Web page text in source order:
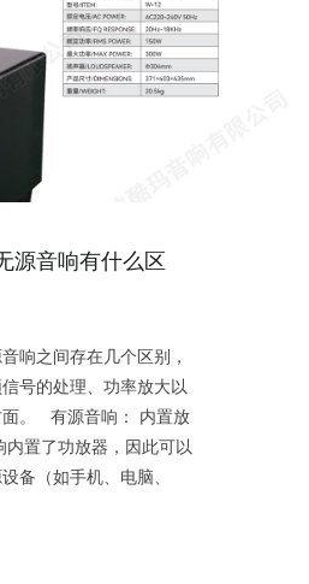
源音响有什么区
响之间存在几个区别，
号的处理、功率放大以
面。 有源音响： 内置放
内置了功放器，因此可以
备（如手机、电脑、